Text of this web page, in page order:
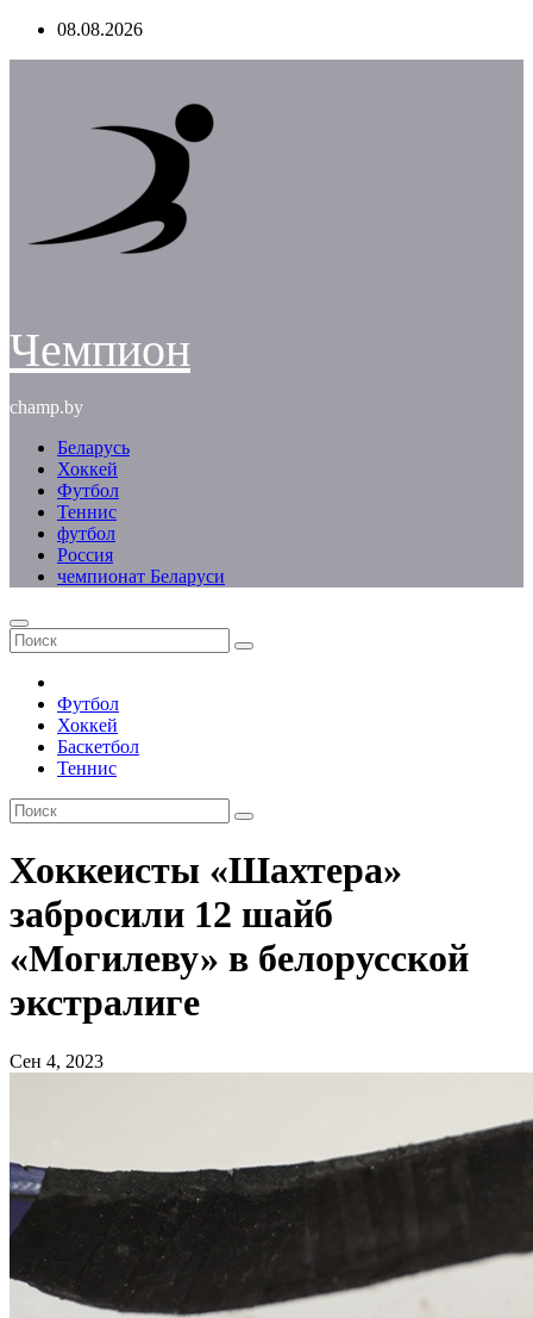
Перейти08.08.2026
Чемпион
champ.by
Беларусь
Хоккей
Футбол
Теннис
футбол
Россия
чемпионат Беларуси
Футбол
Хоккей
Баскетбол
Теннис
Хоккеисты «Шахтера»
забросили 12 шайб
«Могилеву» в белорусской
экстралиге
Сен 4, 2023